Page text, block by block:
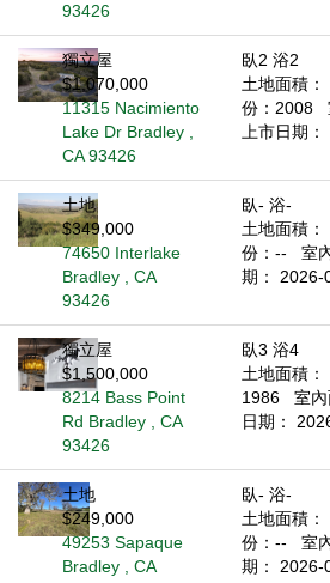
93426
獨立屋
$1,070,000
11315 Nacimiento
Lake Dr Bradley ,
CA 93426
臥2 浴2
土地面積
份：2008
上市日期
土地
$349,000
74650 Interlake
Bradley , CA
93426
臥- 浴-
土地面積
份：--
室
期： 2026-
獨立屋
$1,500,000
8214 Bass Point
Rd Bradley , CA
93426
臥3 浴4
土地面積
1986
室
日期：
土地
$249,000
49253 Sapaque
Bradley , CA
臥- 浴-
土地面積
份：--
室
期： 2026-